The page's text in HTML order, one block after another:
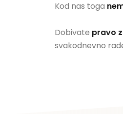
Kod nas toga
Dobivate pravo
svakodnevno